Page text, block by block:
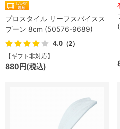
プロスタイル リーフスパイスス
プーン 8cm (50576-9689)
4.0 （2）
【ギフト非対応】
880円(税込)